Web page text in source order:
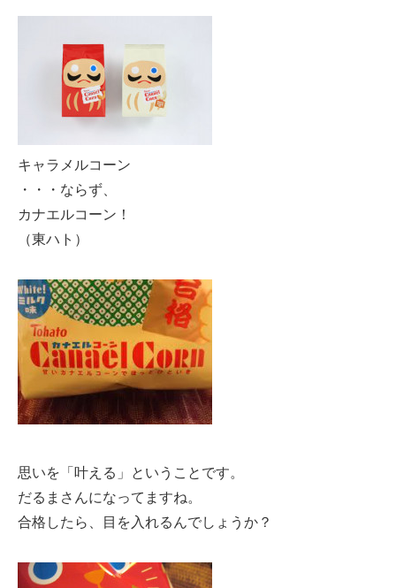
キャラメルコーン
・・・ならず、
カナエルコーン！
（東ハト）
思いを「叶える」ということです。
だるまさんになってますね。
合格したら、目を入れるんでしょうか？